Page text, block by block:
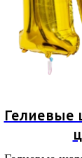
Гелиевые